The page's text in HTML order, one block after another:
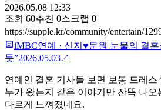
2026.05.08 12:33
조회 60추천 0스크랩 0
https://supple.kr/community/entertain/
iMBC연예 · 신지♥문원 눈물의 결혼
듯”2026.05.03↗
연예인 결혼 기사들 보면 보통 드레스
누가 왔는지 같은 이야기만 잔뜩 나
다르게 느껴졌네요.